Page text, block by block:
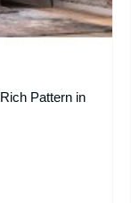
Pattern in